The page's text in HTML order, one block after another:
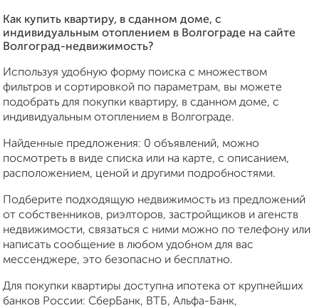
Как купить квартиру, в сданном доме, с
индивидуальным отоплением в Волгограде на сайте
Волгоград-недвижимость?
Используя удобную форму поиска с множеством
фильтров и сортировкой по параметрам, вы можете
подобрать для покупки квартиру, в сданном доме, с
индивидуальным отоплением в Волгограде.
Найденные предложения: 0 объявлений, можно
посмотреть в виде списка или на карте, с описанием,
расположением, ценой и другими подробностями.
Подберите подходящую недвижимость из предложений
от собственников, риэлторов, застройщиков и агенств
недвижимости, связаться с ними можно по телефону или
написать сообщение в любом удобном для вас
мессенджере, это безопасно и бесплатно.
Для покупки квартиры доступна ипотека от крупнейших
банков России: СберБанк, ВТБ, Альфа-Банк,